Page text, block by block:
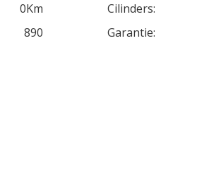
0Km Cilinders:
890 Garantie: